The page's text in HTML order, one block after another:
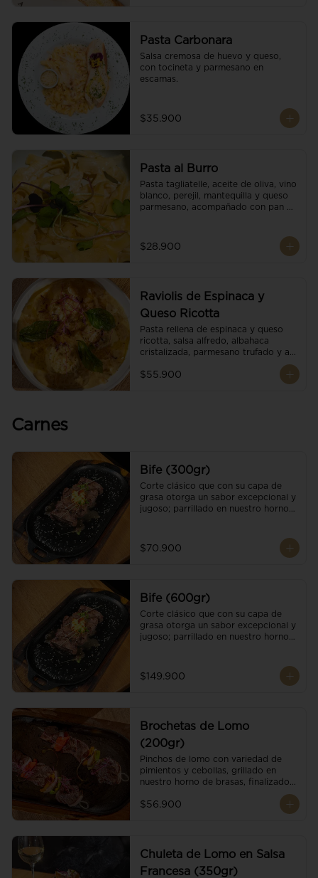
Pasta Carbonara
Salsa cremosa de huevo y queso,
con tocineta y parmesano en
escamas.
$35.900
Pasta al Burro
Pasta tagliatelle, aceite de oliva, vino
blanco, perejil, mantequilla y queso
parmesano, acompañado con pan
$28.900
Raviolis de Espinaca y
Queso Ricotta
Pasta rellena de espinaca y queso
ricotta, salsa alfredo, albahaca
cristalizada, parmesano trufado y ajo
$55.900
Carnes
Bife (300gr)
Corte clásico que con su capa de
grasa otorga un sabor excepcional y
jugoso; parrillado en nuestro horno
cristales de sal y mantequilla de ajo
y pimientos. Una guarnición a
$70.900
Bife (600gr)
Corte clásico que con su capa de
grasa otorga un sabor excepcional y
jugoso; parrillado en nuestro horno
cristales de sal y mantequilla de ajo
y pimientos. Dos guarniciones a
$149.900
Brochetas de Lomo
(200gr)
Pinchos de lomo con variedad de
pimientos y cebollas, grillado en
nuestro horno de brasas, finalizado
con cristales de sal. Acompañado de
salsa criolla.
$56.900
Chuleta de Lomo en Salsa
Francesa (350gr)